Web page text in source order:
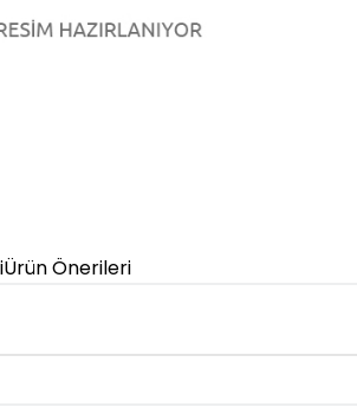
Ürün Önerileri